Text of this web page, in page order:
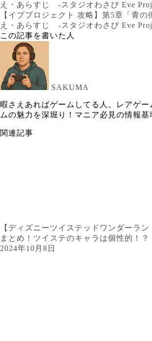
え・あらすじ -スタジオわさび Eve
【イブプロジェクト 攻略】第5章「青の
え・あらすじ -スタジオわさび Eve
この記事を書いた人
SAKUMA
暇さえあればゲームしてる人。レアゲー
ムの魅力を深堀り！マニア必見の情報基
関連記事
【ディズニーツイステッドワンダーラ
まとめ！ツイステのキャラは個性的！？
2024年10月8日